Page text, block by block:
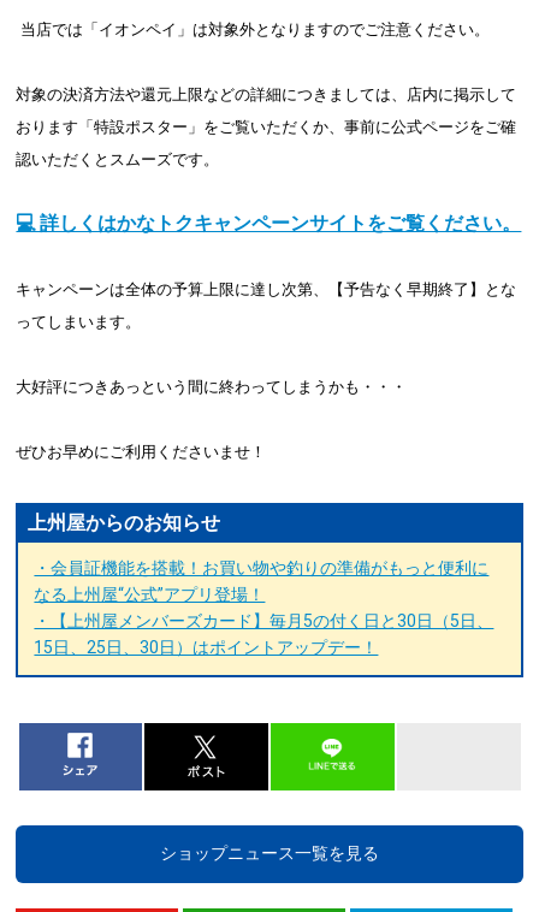
当店では「イオンペイ」は対象外となりますのでご注意ください。
対象の決済方法や還元上限などの詳細につきましては、店内に掲示して
おります「特設ポスター」をご覧いただくか、事前に公式ページをご確
認いただくとスムーズです。
💻 詳しくはかなトクキャンペーンサイトをご覧ください。
キャンペーンは全体の予算上限に達し次第、【予告なく早期終了】とな
ってしまいます。
大好評につきあっという間に終わってしまうかも・・・
ぜひお早めにご利用くださいませ！
上州屋からのお知らせ
・会員証機能を搭載！お買い物や釣りの準備がもっと便利に
なる上州屋“公式”アプリ登場！
・【上州屋メンバーズカード】毎月5の付く日と30日（5日、
15日、25日、30日）はポイントアップデー！
ショップニュース一覧を見る